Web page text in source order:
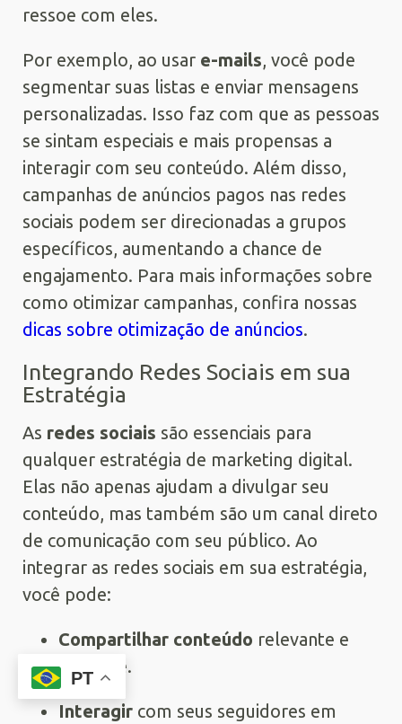
ressoe com eles.
Por exemplo, ao usar e-mails, você pode
segmentar suas listas e enviar mensagens
personalizadas. Isso faz com que as pessoas
se sintam especiais e mais propensas a
interagir com seu conteúdo. Além disso,
campanhas de anúncios pagos nas redes
sociais podem ser direcionadas a grupos
específicos, aumentando a chance de
engajamento. Para mais informações sobre
como otimizar campanhas, confira nossas
dicas sobre otimização de anúncios.
Integrando Redes Sociais em sua
Estratégia
As redes sociais são essenciais para
qualquer estratégia de marketing digital.
Elas não apenas ajudam a divulgar seu
conteúdo, mas também são um canal direto
de comunicação com seu público. Ao
integrar as redes sociais em sua estratégia,
você pode:
Compartilhar conteúdo relevante e
atraente.
Interagir com seus seguidores em
PT